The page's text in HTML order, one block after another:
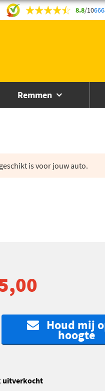
8.8/10
Remmen
is voor jouw auto.
Houd mij
hoogte
uitverkocht